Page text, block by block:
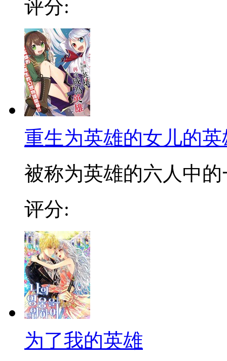
评分:
重生为英雄的女儿的
被称为英雄的六人中
评分:
为了我的英雄